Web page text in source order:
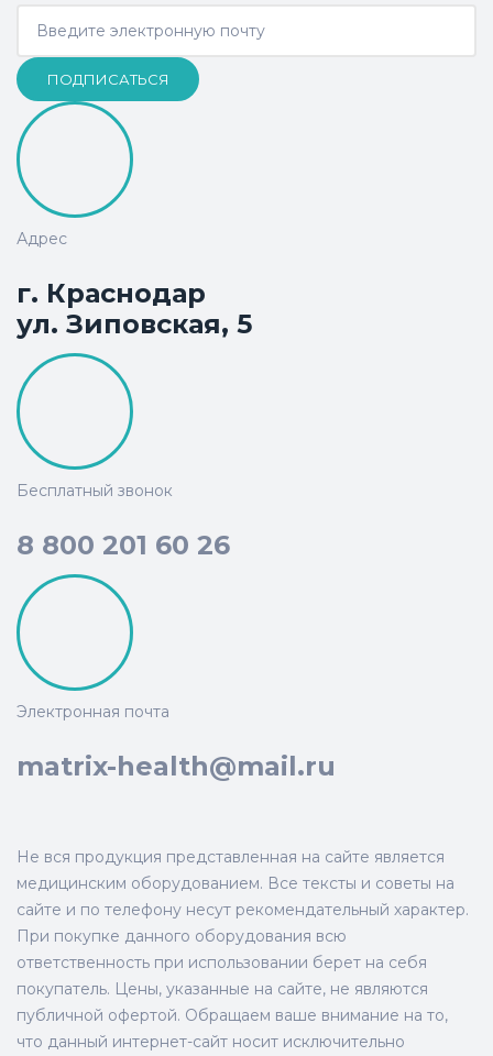
ПОДПИСАТЬСЯ
Адрес
г. Краснодар
ул. Зиповская, 5
Бесплатный звонок
8 800 201 60 26
Электронная почта
matrix-health@mail.ru
Не вся продукция представленная на сайте является
медицинским оборудованием. Все тексты и советы на
сайте и по телефону несут рекомендательный характер.
При покупке данного оборудования всю
ответственность при использовании берет на себя
покупатель. Цены, указанные на сайте, не являются
публичной офертой. Обращаем ваше внимание на то,
что данный интернет-сайт носит исключительно